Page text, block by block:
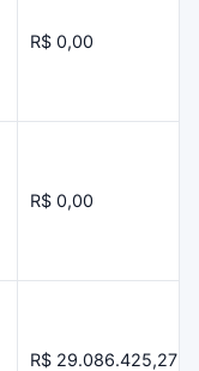
R$ 0,00
R$ 0,00
R$ 29.086.425,27